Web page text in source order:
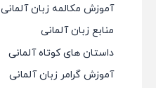
آموزش مکالمه زبان آلمانی
منابع زبان آلمانی
داستان های کوتاه آلمانی
آموزش گرامر زبان آلمانی